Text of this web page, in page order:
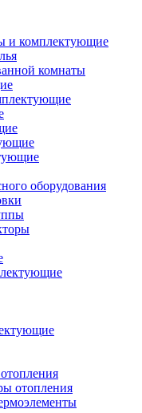
и комплектующие
комнаты
оборудования
отопления